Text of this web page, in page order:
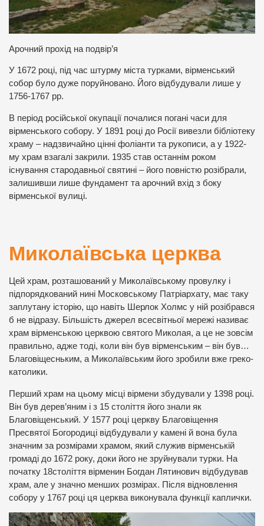
Арочний прохід на подвір’я
У 1672 році, під час штурму міста турками, вірменський
собор було дуже поруйновано. Його відбудували лише у
1756-1767 рр.
В період російської окупації почалися погані часи для
вірменського собору. У 1891 році до Росії вивезли бібліотеку
храму – надзвичайно цінні фоліанти та рукописи, а у 1922-
му храм взагалі закрили. 1935 став останнім роком
існування стародавньої святині – його повністю розібрали,
залишивши лише фундамент та арочний вхід з боку
вірменської вулиці.
Миколаївська церква
Цей храм, розташований у Миколаївському провулку і
підпорядкований нині Московському Патріархату, має таку
заплутану історію, що навіть Шерлок Холмс у ній розібрався
б не відразу. Більшість джерел всесвітньої мережі називає
храм вірменською церквою святого Миколая, а це не зовсім
правильно, адже тоді, коли він був вірменським – він був…
Благовіщесньким, а Миколаївським його зробили вже греко-
католики.
Перший храм на цьому місці вірмени збудували у 1398 році.
Він був дерев’яним і з 15 століття його знали як
Благовіщенський. У 1577 році церкву Благовіщення
Пресвятої Богородиці відбудували у камені й вона була
значним за розмірами храмом, який служив вірменській
громаді до 1672 року, доки його не зруйнували турки. На
початку 18століття вірменин Богдан Лятинович відбудував
храм, але у значно менших розмірах. Після відновлення
собору у 1767 році ця церква виконувала функції каплички.